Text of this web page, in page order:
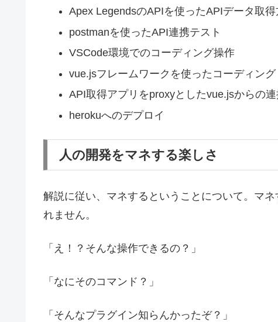
Apex LegendsのAPIを使ったAPIデータ取得
postmanを使ったAPI連携テスト
VSCode環境でのコーディング操作
vue.jsフレームワークを使ったコーディング
API取得アプリをproxyとしたvue.jsからの
herokuへのデプロイ
人の開発をマネする楽しさ
解説に従い、マネするということについて。マ
れません。
「え！？そんな操作できるの？」
「なにそのコマンド？」
「そんなプラグイン知らんかったぞ？」